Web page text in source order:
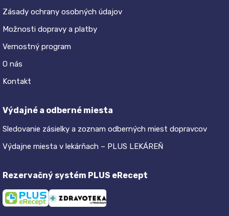
Zásady ochrany osobných údajov
Možnosti dopravy a platby
Vernostný program
O nás
Kontakt
Výdajné a odberné miesta
Sledovanie zásielky a zoznam odberných miest dopravcov
Výdajne miesta v lekárňach – PLUS LEKÁREŇ
Rezervačný systém PLUS eRecept